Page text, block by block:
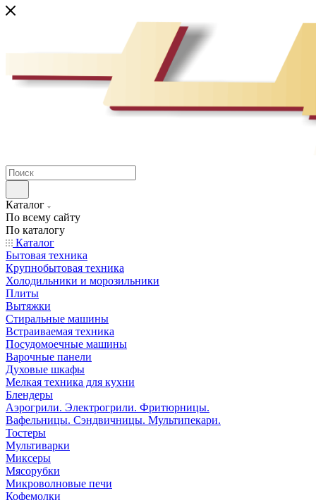
Каталог
По всему сайту
По каталогу
Каталог
Бытовая техника
Крупнобытовая техника
Холодильники и морозильники
Плиты
Вытяжки
Стиральные машины
Встраиваемая техника
Посудомоечные машины
Варочные панели
Духовые шкафы
Мелкая техника для кухни
Блендеры
Аэрогрили. Электрогрили. Фритюрницы.
Вафельницы. Сэндвичницы. Мультипекари.
Тостеры
Мультиварки
Миксеры
Мясорубки
Микроволновые печи
Кофемолки